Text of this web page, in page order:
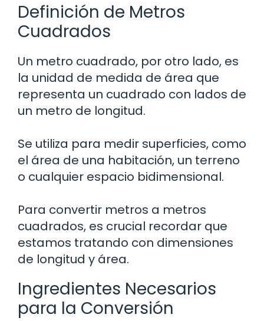
Definición de Metros
Cuadrados
Un metro cuadrado, por otro lado, es
la unidad de medida de área que
representa un cuadrado con lados de
un metro de longitud.
Se utiliza para medir superficies, como
el área de una habitación, un terreno
o cualquier espacio bidimensional.
Para convertir metros a metros
cuadrados, es crucial recordar que
estamos tratando con dimensiones
de longitud y área.
Ingredientes Necesarios
para la Conversión